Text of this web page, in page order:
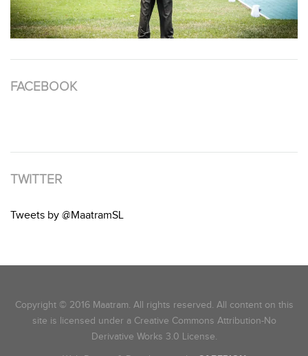
FACEBOOK
TWITTER
Tweets by @MaatramSL
Copyright © 2016 Maatram. All rights reserved. All content on this
site is licensed under a Creative Commons Attribution-No
Derivative Works 3.0 License.